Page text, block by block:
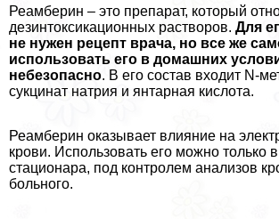
Реамберин – это препарат, который
дезинтоксикационных растворов. Для
не нужен рецепт врача, но все же
использовать его в домашних
небезопасно. В его состав входит N-
сукцинат натрия и янтарная кислота.
Реамберин оказывает влияние на
крови. Использовать его можно только
стационара, под контролем анализов
больного.